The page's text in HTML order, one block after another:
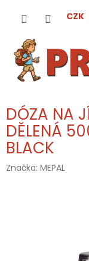
CZK
DÓZA NA
DĚLENÁ
BLACK
Značka: MEPAL